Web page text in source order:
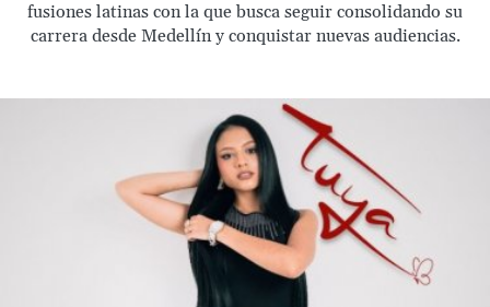
fusiones latinas con la que busca seguir consolidando su
carrera desde Medellín y conquistar nuevas audiencias.